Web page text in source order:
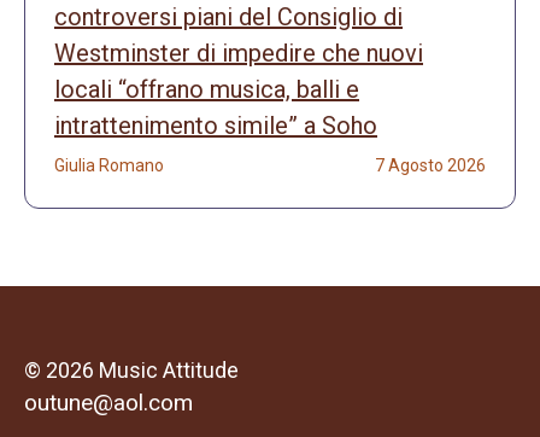
controversi piani del Consiglio di
Westminster di impedire che nuovi
locali “offrano musica, balli e
intrattenimento simile” a Soho
Giulia Romano 7 Agosto 2026
© 2026 Music Attitude
outune@aol.com